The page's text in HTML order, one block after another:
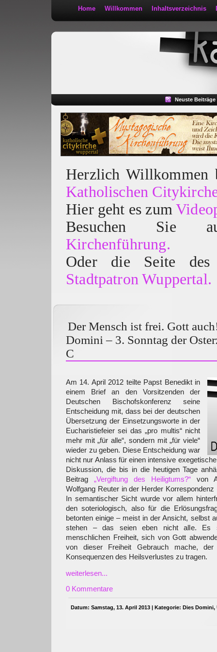
Home Willkommen Inhaltsverzeichnis
Neuste Beiträge
Herzlich
Katholischen
Hier geht es zum
Besuchen
Kirchenführung.
Oder die Seite des
Stadtpatron Wuppertal.
Der Mensch ist frei. Gott
Domini – 3. Sonntag der
C
Am 14. April 2012 teilte Papst Benedikt in
einem Brief an den Vorsitzenden der
Deutschen Bischofskonferenz seine
Entscheidung mit, dass bei der deutschen
Übersetzung der Einsetzungsworte in der
Eucharistiefeier sei das „pro multis“ nicht
mehr mit „für alle“, sondern mit „für viele“
wieder zu geben. Diese Entscheidung war
nicht nur Anlass für einen intensive
Diskussion, die bis in die heutigen Tage
Beitrag „Vergiftung des Heiligtums?“ von
Wolfgang Reuter in der Herder
In semantischer Sicht wurde vor allem
den soteriologisch, also für die
betonten einige – meist in der Ansicht, selbst
stehen – das seien eben nicht alle. Es
menschlichen Freiheit, sich von Gott
von dieser Freiheit Gebrauch mache,
Konsequenzen des Heilsverlustes zu tragen.
weiterlesen...
0 Kommentare
Datum: Samstag, 13. April 2013 | Kategorie: Dies Domini,